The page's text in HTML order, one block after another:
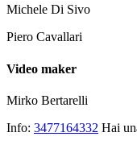
Michele Di Sivo
Piero Cavallari
Video maker
Mirko Bertarelli
Info: 3477164332 Hai